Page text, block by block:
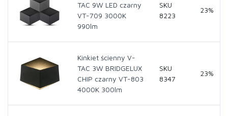
TAC 9W LED czarny
VT-709 3000K
990lm
SKU
8223
23%
Kinkiet ścienny V-
TAC 3W BRIDGELUX
CHIP czarny VT-803
4000K 300lm
SKU
8347
23%